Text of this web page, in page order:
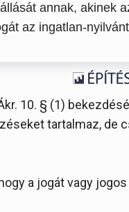
annak, akinek
az ingatlan-
10. § (1)
tartalmaz, de
a jogát vagy